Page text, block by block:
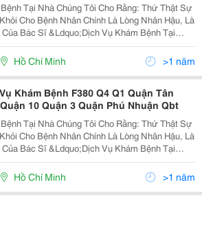
Tại Nhà Chúng Tôi Cho Rằng: Thứ Thật Sự
Cho Bệnh Nhân Chính Là Lòng Nhân Hậu, Là
Bác Sĩ &Ldquo;Dịch Vụ Khám Bệnh Tại
Nhằm Đáp Ứng Nhu Cầu Của Khách Hàng
Thể Đến Bệnh Viện Do Sức Khỏe, Tuổi Tác,
Hồ Chí Minh >1 năm
Khám Bệnh F380 Q4 Q1 Quận Tân
10 Quận 3 Quận Phú Nhuận Qbt
Tại Nhà Chúng Tôi Cho Rằng: Thứ Thật Sự
Cho Bệnh Nhân Chính Là Lòng Nhân Hậu, Là
Bác Sĩ &Ldquo;Dịch Vụ Khám Bệnh Tại
Nhằm Đáp Ứng Nhu Cầu Của Khách Hàng
Thể Đến Bệnh Viện Do Sức Khỏe, Tuổi Tác,
Hồ Chí Minh >1 năm